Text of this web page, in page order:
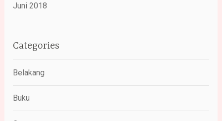
Juni 2018
Categories
Belakang
Buku